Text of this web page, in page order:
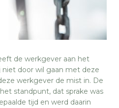
de werkgever aan het
door wil gaan met deze
werkgever de mist in. De
standpunt, dat sprake was
tijd en werd daarin